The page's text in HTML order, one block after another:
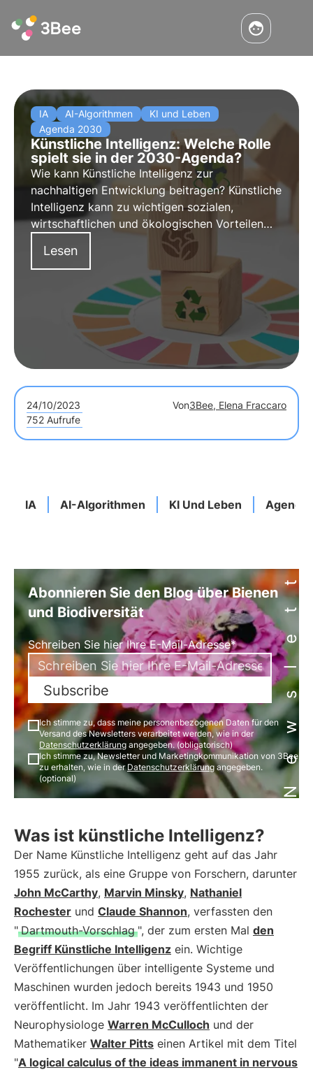
IA AI-Algorithmen
KI und Leben
Agenda 2030
Künstliche Intelligenz: Welche Rolle
spielt sie in der 2030-Agenda?
Wie kann Künstliche Intelligenz zur
nachhaltigen Entwicklung beitragen? Künstliche
Intelligenz kann zu wichtigen sozialen,
wirtschaftlichen und ökologischen Vorteilen
führen und ein wertvoller Verbündeter bei der
Verwirklichung von Zielen der Nachhaltigkeit
und des Schutzes der biologischen Vielfalt
sein. In diesem Artikel erfahren Sie, wie.
Lesen
24/10/2023 Von3Bee, Elena Fraccaro
752 Aufrufe
IA AI-Algorithmen KI Und Leben Agenda
Newsletter
Abonnieren Sie den Blog über Bienen
und Biodiversität
Schreiben Sie hier Ihre E-Mail-Adresse*
Subscribe
Ich stimme zu, dass meine personenbezogenen Daten für den
Versand des Newsletters verarbeitet werden, wie in der
Datenschutzerklärung angegeben. (obligatorisch)
Ich stimme zu, Newsletter und Marketingkommunikation von 3Bee
zu erhalten, wie in derDatenschutzerklärungangegeben.
(optional)
Was ist künstliche Intelligenz?
Der Name Künstliche Intelligenz geht auf das Jahr
1955 zurück, als eine Gruppe von Forschern, darunter
John McCarthy, Marvin Minsky, Nathaniel
Rochester und Claude Shannon, verfassten den
" Dartmouth-Vorschlag ", der zum ersten Mal den
Begriff Künstliche Intelligenz ein. Wichtige
Veröffentlichungen über intelligente Systeme und
Maschinen wurden jedoch bereits 1943 und 1950
veröffentlicht. Im Jahr 1943 veröffentlichten der
Neurophysiologe Warren McCulloch und der
Mathematiker Walter Pitts einen Artikel mit dem Titel
"A logical calculus of the ideas immanent in nervous